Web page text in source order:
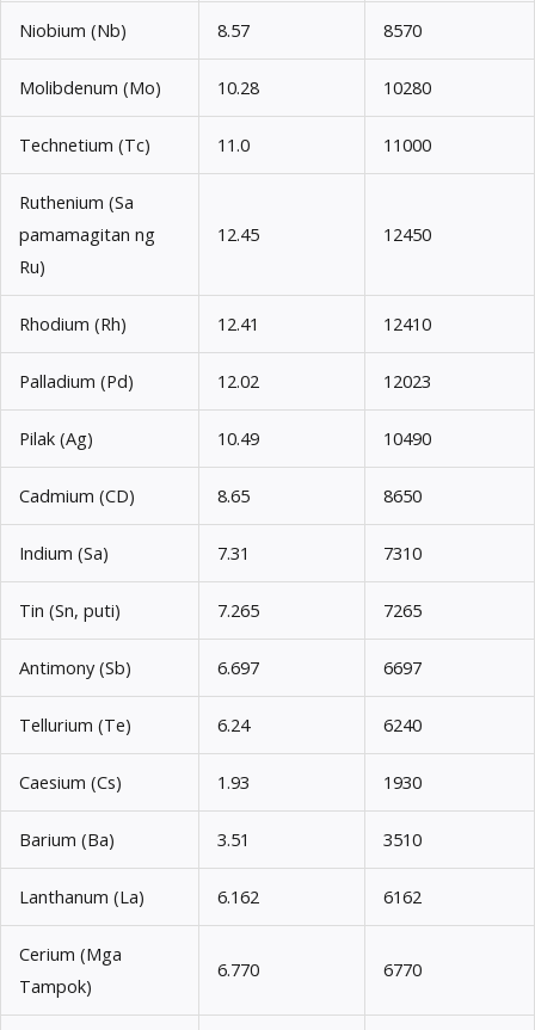
Niobium (Nb) 8.57 8570
Molibdenum (Mo) 10.28 10280
Technetium (Tc) 11.0 11000
Ruthenium (Sa
pamamagitan ng
Ru)
12.45 12450
Rhodium (Rh) 12.41 12410
Palladium (Pd) 12.02 12023
Pilak (Ag) 10.49 10490
Cadmium (CD) 8.65 8650
Indium (Sa) 7.31 7310
Tin (Sn, puti) 7.265 7265
Antimony (Sb) 6.697 6697
Tellurium (Te) 6.24 6240
Caesium (Cs) 1.93 1930
Barium (Ba) 3.51 3510
Lanthanum (La) 6.162 6162
Cerium (Mga
Tampok)
6.770 6770